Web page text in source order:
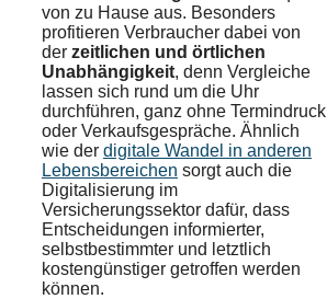
von zu Hause aus. Besonders
profitieren Verbraucher dabei von
der zeitlichen und örtlichen
Unabhängigkeit, denn Vergleiche
lassen sich rund um die Uhr
durchführen, ganz ohne Termindruck
oder Verkaufsgespräche. Ähnlich
wie der digitale Wandel in anderen
Lebensbereichen sorgt auch die
Digitalisierung im
Versicherungssektor dafür, dass
Entscheidungen informierter,
selbstbestimmter und letztlich
kostengünstiger getroffen werden
können.